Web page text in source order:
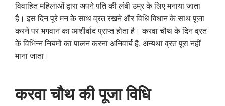
विवाहित महिलाओं द्वारा अपने पति की लंबी उम्र के लिए मनाया जाता
है। इस दिन पूरे मन के साथ व्रत रखने और विधि विधान के साथ पूजा
करने पर भगवान का आशीर्वाद प्राप्त होता है। करवा चौथ के दिन व्रत
के विभिन्न नियमों का पालन करना अनिवार्य है, अन्यथा व्रत पूरा नहीं
माना जाता।
करवा चौथ की पूजा विधि